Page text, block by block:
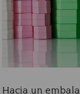
Hacia un